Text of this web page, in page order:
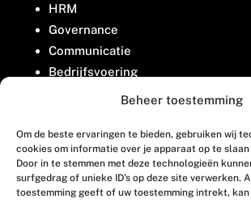
Beheer toestemming
Om de beste ervaringen te bieden, gebruiken wij
cookies om informatie over je apparaat op te
Door in te stemmen met deze technologieën
surfgedrag of unieke ID's op deze site verwerken.
toestemming geeft of uw toestemming intrekt,
HRM
Governance
Communicatie
Bedrijfsvoering
Belangenbehartiging
Contact
Houttuinlaan 8